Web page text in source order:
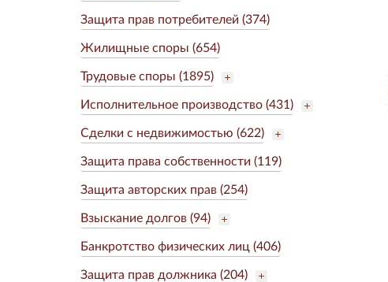
Защита прав потребителей (374)
Жилищные споры (654)
Трудовые споры (1895)
Исполнительное производство (431)
Сделки с недвижимостью (622)
Защита права собственности (119)
Защита авторских прав (254)
Взыскание долгов (94)
Банкротство физических лиц (406)
Защита прав должника (204)